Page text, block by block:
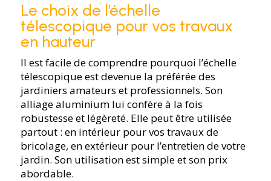
Le choix de l’échelle
télescopique pour vos travaux
en hauteur
Il est facile de comprendre pourquoi l’échelle
télescopique est devenue la préférée des
jardiniers amateurs et professionnels. Son
alliage aluminium lui confère à la fois
robustesse et légèreté. Elle peut être utilisée
partout : en intérieur pour vos travaux de
bricolage, en extérieur pour l’entretien de votre
jardin. Son utilisation est simple et son prix
abordable.